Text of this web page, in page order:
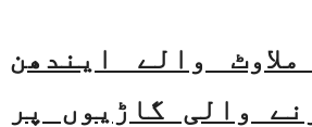
والے ایندھن
والی گاڑیوں پر